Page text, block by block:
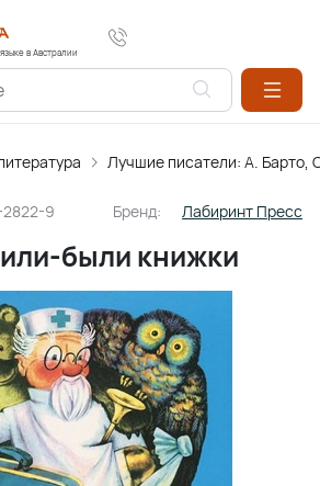
в Австралии
Лучшие писатели: А. Барто,
9 Бренд: Лабиринт Пресс
были книжки